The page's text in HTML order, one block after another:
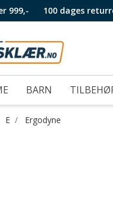
999,- 100 dages
BARN
E Ergodyne